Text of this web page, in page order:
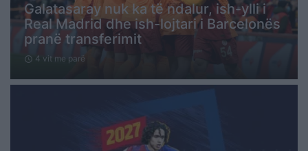
Galatasaray nuk ka të ndalur, ish-ylli i
Real Madrid dhe ish-lojtari i Barcelonës
pranë transferimit
schedule 4 vit me parë